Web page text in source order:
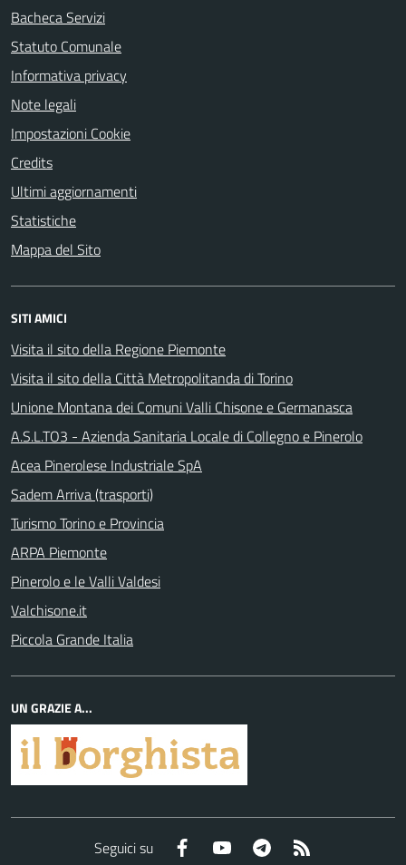
Bacheca Servizi
Statuto Comunale
Informativa privacy
Note legali
Impostazioni Cookie
Credits
Ultimi aggiornamenti
Statistiche
Mappa del Sito
SITI AMICI
Visita il sito della Regione Piemonte
Visita il sito della Città Metropolitanda di Torino
Unione Montana dei Comuni Valli Chisone e Germanasca
A.S.L.TO3 - Azienda Sanitaria Locale di Collegno e Pinerolo
Acea Pinerolese Industriale SpA
Sadem Arriva (trasporti)
Turismo Torino e Provincia
ARPA Piemonte
Pinerolo e le Valli Valdesi
Valchisone.it
Piccola Grande Italia
UN GRAZIE A...
Seguici su Facebook YouTube Telegram